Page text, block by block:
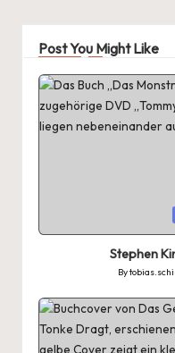
Post You Might Like
in
Stephen
Posted
by
By